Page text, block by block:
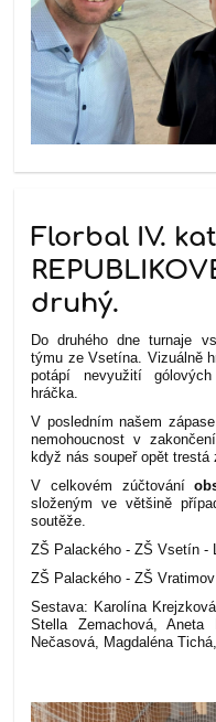
Florbal IV.
druhý.
Do druhého dne turnaje
týmu ze Vsetína. Vizuálně
potápí nevyužití
hráčka.
V posledním našem
nemohoucnost v
když nás soupeř opět trestá
V celkovém zúčtování
složeným ve většině
soutěže.
ZŠ Palackého - ZŠ Vsetín -
ZŠ Palackého - ZŠ Vratimov
Sestava: Karolína
Stella Zemachová, Aneta
Nečasová, Magdaléna